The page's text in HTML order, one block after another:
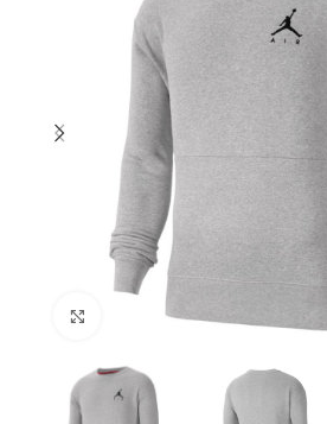
Μεγέθυνση